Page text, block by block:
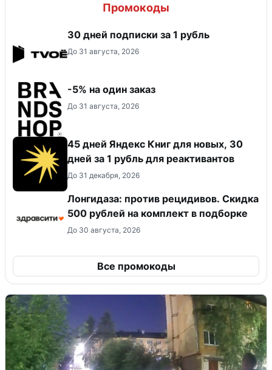
Промокоды
30 дней подписки за 1 рубль
До 31 августа, 2026
-5% на один заказ
До 31 августа, 2026
45 дней Яндекс Книг для новых, 30
дней за 1 рубль для реактивантов
До 31 декабря, 2026
Лонгидаза: против рецидивов. Скидка
500 рублей на комплект в подборке
До 30 августа, 2026
Все промокоды